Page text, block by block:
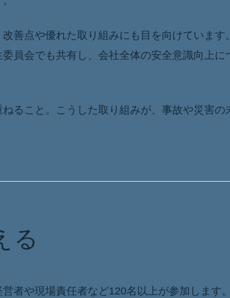
善点や優れた取り組みにも目を向けています
員会でも共有し、会社全体の安全意識向上に
ること。こうした取り組みが、事故や災害の
る
者や現場責任者など120名以上が参加します